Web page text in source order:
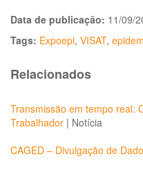
Data de publicação: 11/09/
Tags: Expoepi, VISAT,
Relacionados
Transmissão em tempo real:
Trabalhador | Notícia
CAGED – Divulgação de